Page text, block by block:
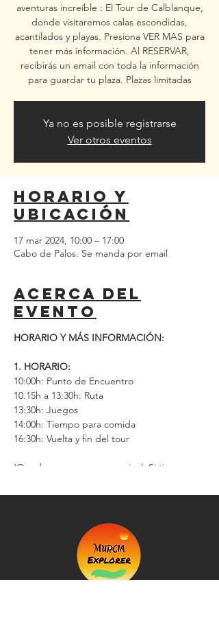
aventuras increíble : El Tour de Calblanque,
donde visitaremos calas escondidas,
acantilados y playas. Presiona VER MAS para
tener más información. Al RESERVAR,
recibirás un email con toda la información
para guardar tu plaza. Plazas limitadas
Ya no es posible registrarse
Ver otros eventos
Horario y
ubicación
17 mar 2024, 10:00 – 17:00
Cabo de Palos. Se manda por email
Acerca del
evento
HORARIO Y MÁS INFORMACIÓN:
1. HORARIO:
10:00h: Punto de Encuentro
10.15h a 13:30h: Ruta
13:30h: Juegos
14:00h: Tiempo para comida
16:30h: Vuelta y fin del tour
(Quedarse a comer es opcinal. Si tienes que
a esa hora)
- Apto a partir de 12 años.
- El recorrido total es de unos 5 km
- El nivel es medio en cuanto a pendientes.
- Si sufres de vértigo, hay un tramo con